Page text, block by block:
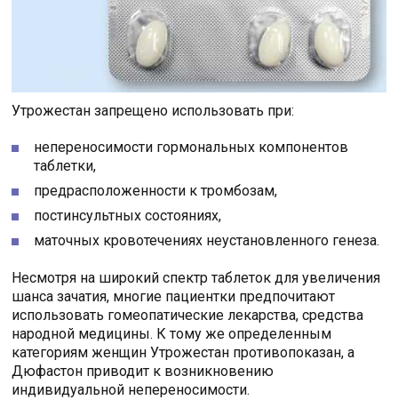
Утрожестан запрещено использовать при:
непереносимости гормональных компонентов
таблетки,
предрасположенности к тромбозам,
постинсультных состояниях,
маточных кровотечениях неустановленного генеза.
Несмотря на широкий спектр таблеток для увеличения
шанса зачатия, многие пациентки предпочитают
использовать гомеопатические лекарства, средства
народной медицины. К тому же определенным
категориям женщин Утрожестан противопоказан, а
Дюфастон приводит к возникновению
индивидуальной непереносимости.